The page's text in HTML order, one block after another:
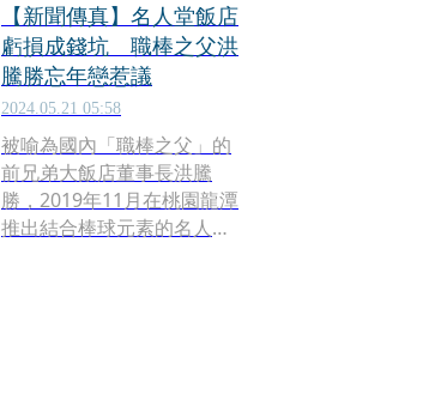
【新聞傳真】名人堂飯店
虧損成錢坑 職棒之父洪
騰勝忘年戀惹議
2024.05.21 05:58
被喻為國內「職棒之父」的
前兄弟大飯店董事長洪騰
勝，2019年11月在桃園龍潭
推出結合棒球元素的名人堂